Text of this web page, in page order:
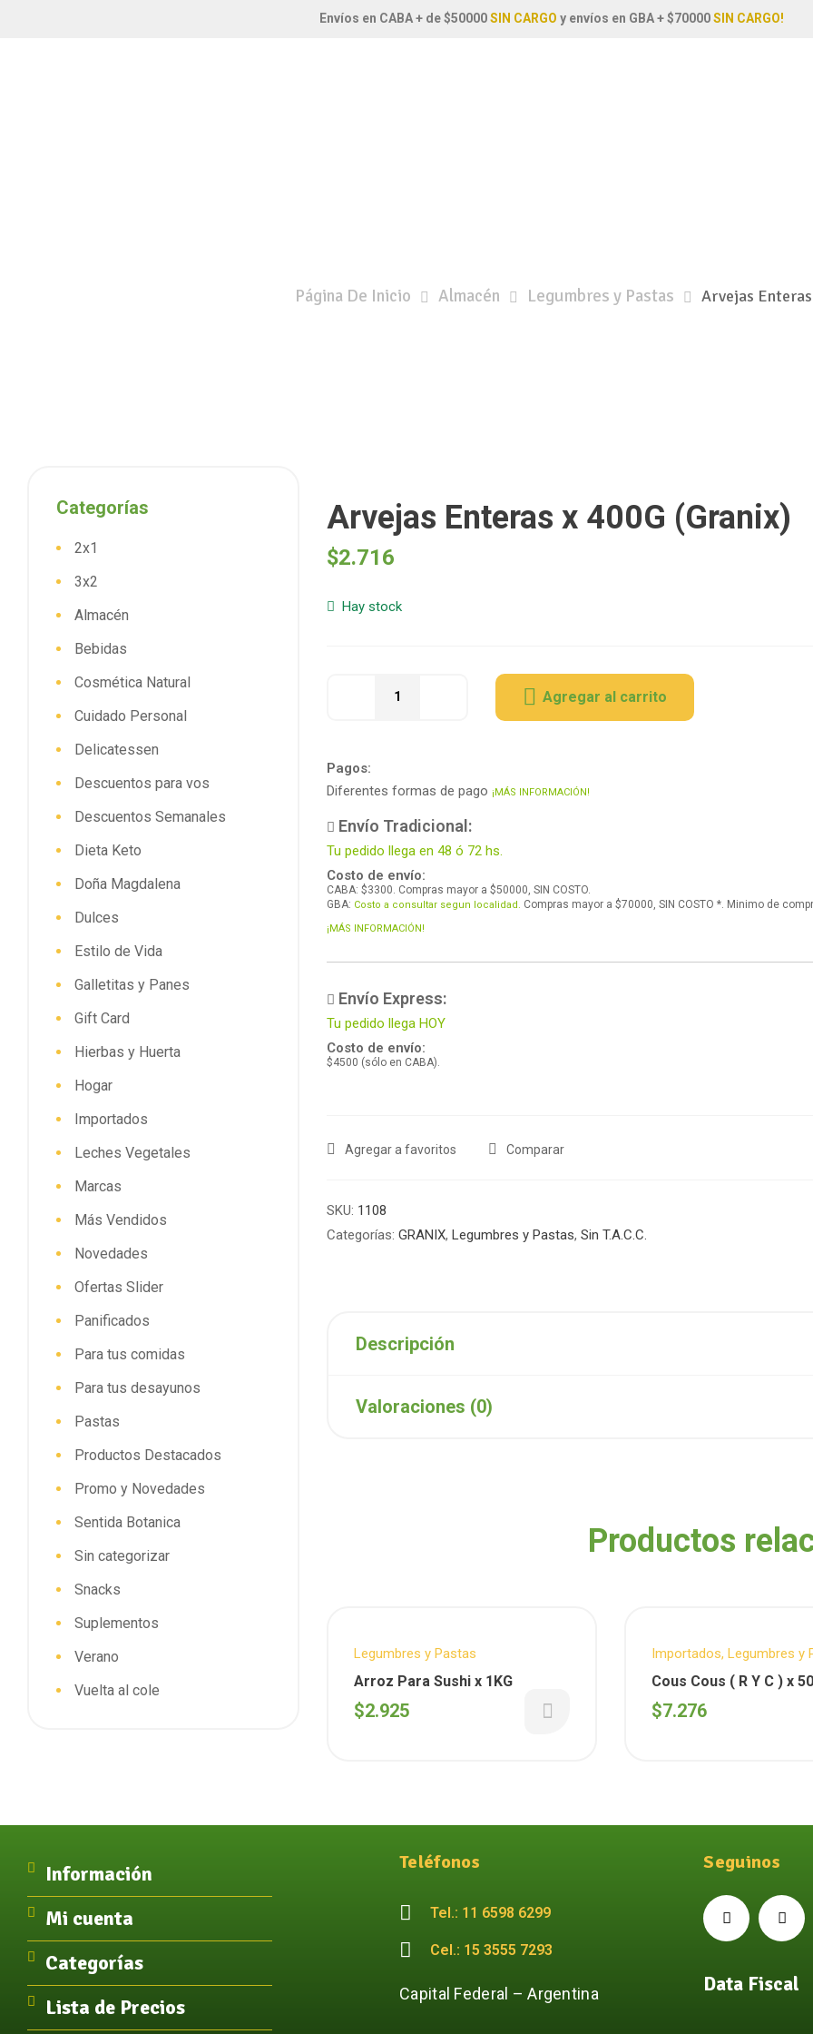
Envíos en CABA + de $50000SIN CARGO y envíos en GBA + $70000SIN CARGO!
Página De Inicio Almacén Legumbres y Pastas Arvejas
Arvejas Enteras x 400G (Granix)
$2.716
Hay stock
Agregar al carrito
Pagos:
Diferentes formas de pago ¡MÁS INFORMACIÓN!
Envío Tradicional:
Tu pedido llega en 48 ó 72 hs.
Costo de envío:
CABA: $3300. Compras mayor a $50000, SIN COSTO.
GBA: Costo a consultar segun localidad. Compras mayor a $70000, SIN COSTO *. Minimo de
¡MÁS INFORMACIÓN!
Envío Express:
Tu pedido llega HOY
Costo de envío:
$4500 (sólo en CABA).
Agregar a favoritos Comparar
SKU: 1108
Categorías: GRANIX, Legumbres y Pastas, Sin T.A.C.C.
Descripción
Valoraciones (0)
Productos
Legumbres y Pastas
Arroz Para Sushi x 1KG
$2.925
Importados, Legumbres y
COUS COUS R Y C
Cous Cous ( R Y C ) x
Importado-
$7.276
Categorías
2x1
3x2
Almacén
Bebidas
Cosmética Natural
Cuidado Personal
Delicatessen
Descuentos para vos
Descuentos Semanales
Dieta Keto
Doña Magdalena
Dulces
Estilo de Vida
Galletitas y Panes
Gift Card
Hierbas y Huerta
Hogar
Importados
Leches Vegetales
Marcas
Más Vendidos
Novedades
Ofertas Slider
Panificados
Para tus comidas
Para tus desayunos
Pastas
Productos Destacados
Promo y Novedades
Sentida Botanica
Sin categorizar
Snacks
Suplementos
Verano
Vuelta al cole
Información
Mi cuenta
Categorías
Lista de Precios
Teléfonos
Tel.: 11 6598 6299
Cel.: 15 3555 7293
Capital Federal – Argentina
Seguinos
Data Fiscal